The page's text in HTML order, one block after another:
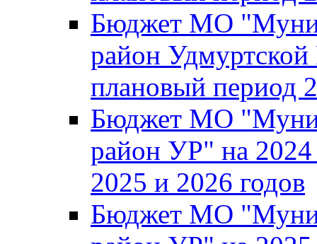
Бюджет МО
район
плановый период
Бюджет МО
район УР" на 2024
2025 и 2026 годов
Бюджет МО